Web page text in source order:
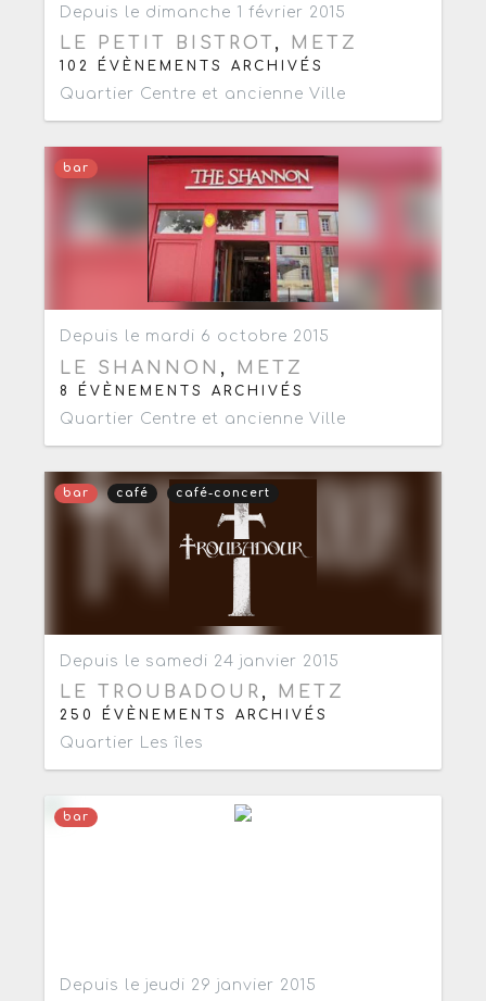
Depuis le dimanche 1 février 2015
LE PETIT BISTROT , METZ
102 ÉVÈNEMENTS ARCHIVÉS
Quartier Centre et ancienne Ville
bar
Depuis le mardi 6 octobre 2015
LE SHANNON , METZ
8 ÉVÈNEMENTS ARCHIVÉS
Quartier Centre et ancienne Ville
bar café café-concert
Depuis le samedi 24 janvier 2015
LE TROUBADOUR , METZ
250 ÉVÈNEMENTS ARCHIVÉS
Quartier Les îles
bar
Depuis le jeudi 29 janvier 2015